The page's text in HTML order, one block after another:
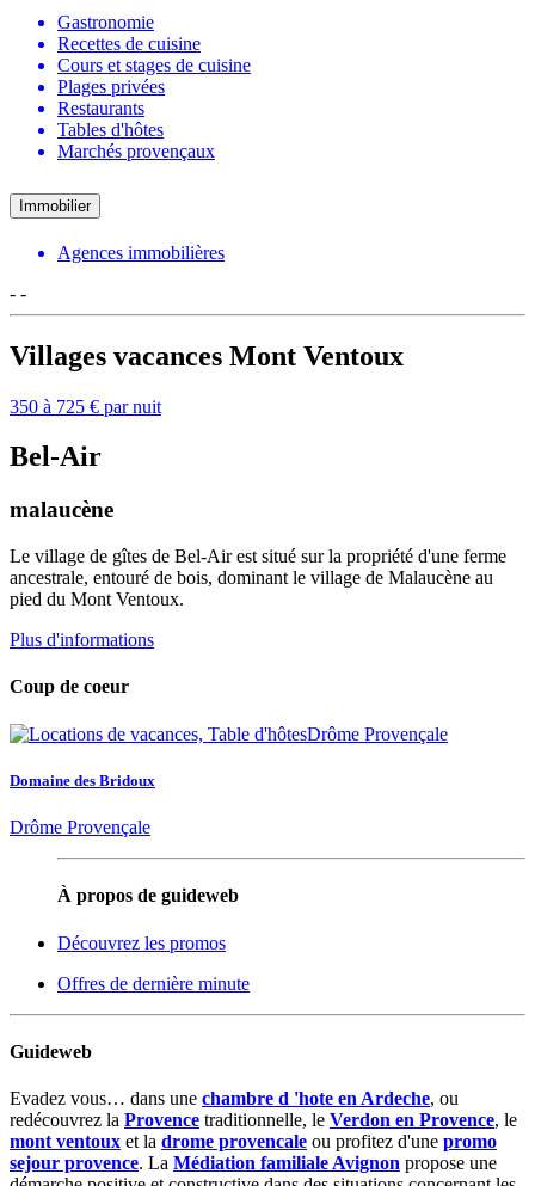
Gastronomie
Recettes de cuisine
Cours et stages de cuisine
Plages privées
Restaurants
Tables d'hôtes
Marchés provençaux
Immobilier
Agences immobilières
- -
Villages vacances Mont Ventoux
350 à 725 € par nuit
Bel-Air
malaucène
Le village de gîtes de Bel-Air est situé sur la propriété d'une ferme
ancestrale, entouré de bois, dominant le village de Malaucène au
pied du Mont Ventoux.
Plus d'informations
Coup de coeur
Domaine des Bridoux
Drôme Provençale
À propos de guideweb
Découvrez les promos
Offres de dernière minute
Guideweb
Evadez vous… dans une chambre d 'hote en Ardeche, ou
redécouvrez la Provence traditionnelle, le Verdon en Provence, le
mont ventoux et la drome provencale ou profitez d'une promo
sejour provence. La Médiation familiale Avignon propose une